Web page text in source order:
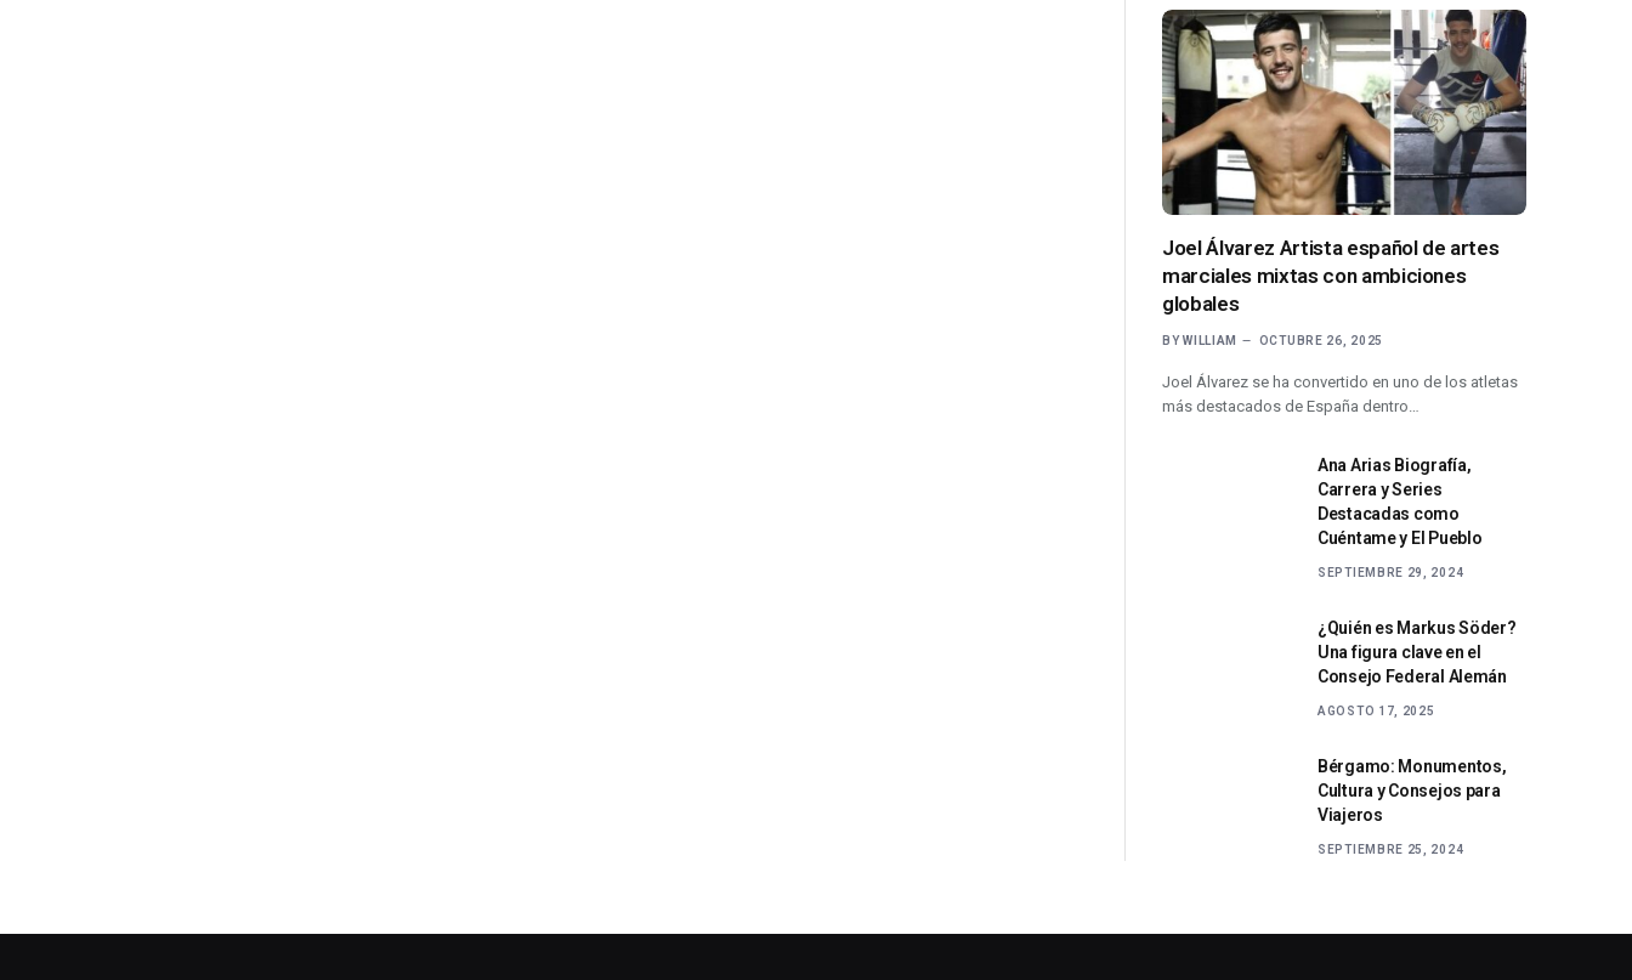
Joel Álvarez Artista español de artes
marciales mixtas con ambiciones
globales
BY WILLIAM OCTUBRE 26, 2025
Joel Álvarez se ha convertido en uno de los atletas
más destacados de España dentro…
Ana Arias Biografía,
Carrera y Series
Destacadas como
Cuéntame y El Pueblo
SEPTIEMBRE 29, 2024
¿Quién es Markus Söder?
Una figura clave en el
Consejo Federal Alemán
AGOSTO 17, 2025
Bérgamo: Monumentos,
Cultura y Consejos para
Viajeros
SEPTIEMBRE 25, 2024